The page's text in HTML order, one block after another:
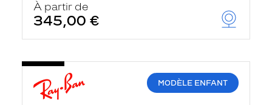
À partir de
345,00 €
MODÈLE ENFANT